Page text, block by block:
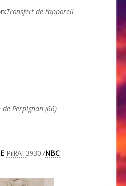
:Transfert de l’appareil
de Perpignan (66)
PilRAF39307NBC